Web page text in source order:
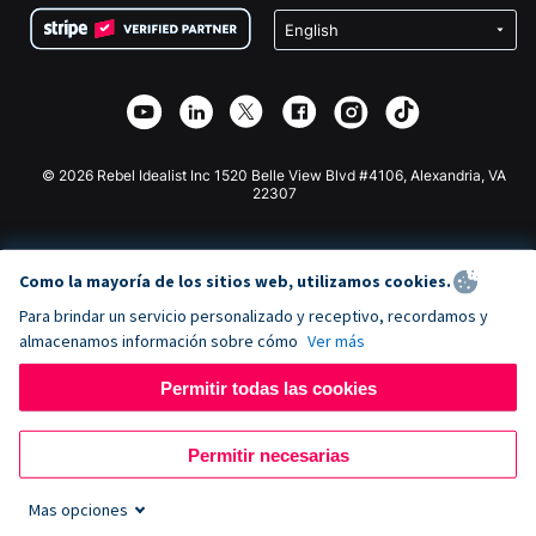
Privacidad
Asociación de afiliados
Recaudación de fondos para escuelas
Plugin de donaciones de Wix
Aplicación de donaciones de Webflow
Donaciones de Joomla
© 2026 Rebel Idealist Inc 1520 Belle View Blvd #4106, Alexandria, VA
22307
Como la mayoría de los sitios web, utilizamos cookies.
Para brindar un servicio personalizado y receptivo, recordamos y
almacenamos información sobre cómo Ver más
Permitir todas las cookies
Permitir necesarias
Mas opciones